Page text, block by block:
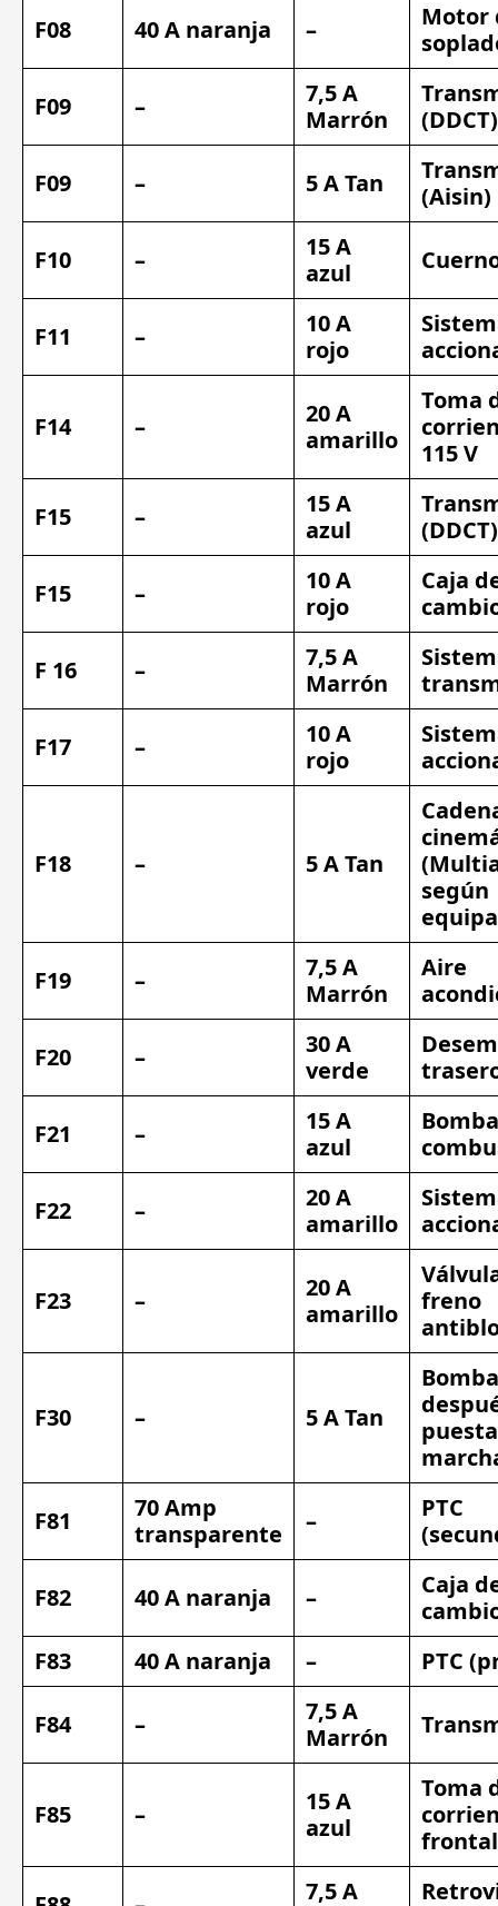
F08 40 A naranja –
Motor
F09 –
7,5 A
Marrón
(DDCT)
F09 – 5 A Tan
(Aisin)
F10 –
15 A
azul
F11 –
10 A
rojo
F14 –
20 A
amarillo
Toma
115 V
F15 –
15 A
azul
(DDCT)
F15 –
10 A
rojo
Caja
F 16 –
7,5 A
Marrón
F17 –
10 A
rojo
F18 – 5 A Tan
según
F19 –
7,5 A
Marrón
Aire
F20 –
30 A
verde
F21 –
15 A
azul
F22 –
20 A
amarillo
F23 –
20 A
amarillo
freno
F30 – 5 A Tan
Bomba
F81
70 Amp
transparente
–
PTC
F82 40 A naranja –
Caja
F83
40 A naranja – PTC
F84 –
7,5 A
Marrón
F85 –
15 A
azul
Toma
frontal
7,5 A